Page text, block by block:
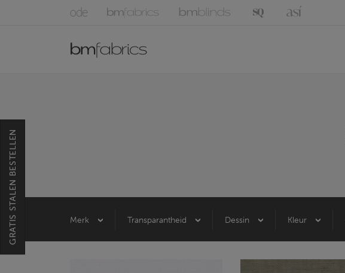
Merk Transparantheid Dessin Kleur
GRATIS STALEN BESTELLEN